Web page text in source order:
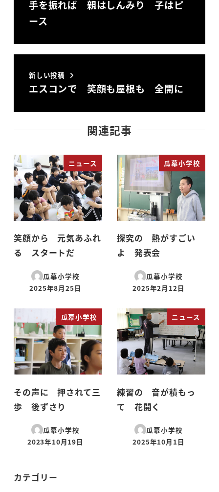
手を振れば 親はしんみり 子はピ
ース
新しい投稿
エスコンで 笑顔も屋根も 全開に
関連記事
ニュース
笑顔から 元気あふれ
る スタートだ
瓜幕小学校
投稿日
2025年8月25日
瓜幕小学校
探究の 熱がすごい
よ 発表会
瓜幕小学校
投稿日
2025年2月12日
瓜幕小学校
その声に 押されて三
歩 後ずさり
瓜幕小学校
投稿日
2023年10月19日
ニュース
練習の 音が積もっ
て 花開く
瓜幕小学校
投稿日
2025年10月1日
カテゴリー